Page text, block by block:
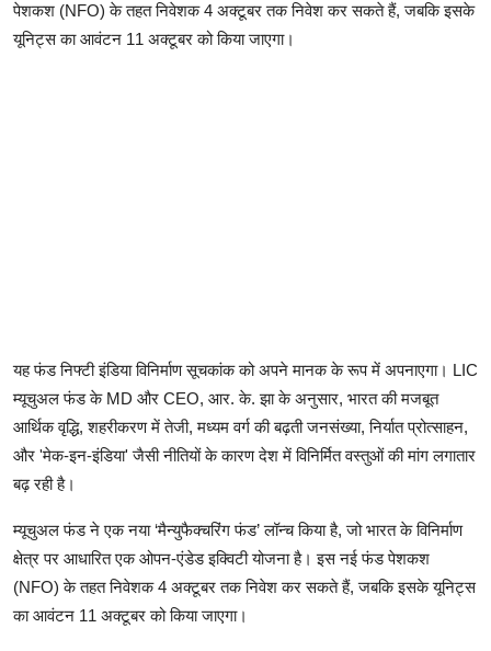
पेशकश (NFO) के तहत निवेशक 4 अक्टूबर तक निवेश कर सकते हैं, जबकि इसके
यूनिट्स का आवंटन 11 अक्टूबर को किया जाएगा।
यह फंड निफ्टी इंडिया विनिर्माण सूचकांक को अपने मानक के रूप में अपनाएगा। LIC
म्यूचुअल फंड के MD और CEO, आर. के. झा के अनुसार, भारत की मजबूत
आर्थिक वृद्धि, शहरीकरण में तेजी, मध्यम वर्ग की बढ़ती जनसंख्या, निर्यात प्रोत्साहन,
और 'मेक-इन-इंडिया' जैसी नीतियों के कारण देश में विनिर्मित वस्तुओं की मांग लगातार
बढ़ रही है।
म्यूचुअल फंड ने एक नया ‘मैन्युफैक्चरिंग फंड’ लॉन्च किया है, जो भारत के विनिर्माण
क्षेत्र पर आधारित एक ओपन-एंडेड इक्विटी योजना है। इस नई फंड पेशकश
(NFO) के तहत निवेशक 4 अक्टूबर तक निवेश कर सकते हैं, जबकि इसके यूनिट्स
का आवंटन 11 अक्टूबर को किया जाएगा।